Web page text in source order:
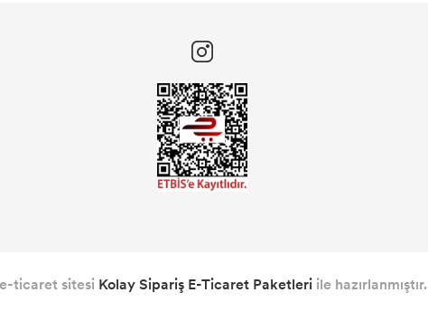
ticaret sitesi Kolay Sipariş E-Ticaret Paketleriile hazırlanmıştır.